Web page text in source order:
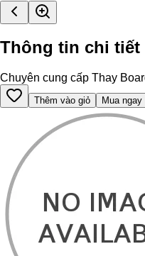
Thông tin chi tiết
Chuyên cung cấp Thay
Thêm vào giỏ Mua ngay